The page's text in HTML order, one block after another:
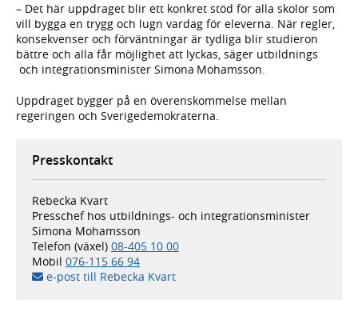
– Det här uppdraget blir ett konkret stöd för alla skolor som
vill bygga en trygg och lugn vardag för eleverna. När regler,
konsekvenser och förväntningar är tydliga blir studieron
bättre och alla får möjlighet att lyckas, säger utbildnings
och integrationsminister Simona Mohamsson.
Uppdraget bygger på en överenskommelse mellan
regeringen och Sverigedemokraterna.
Presskontakt
Rebecka Kvart
Presschef hos utbildnings- och integrationsminister
Simona Mohamsson
Telefon (växel) 08-405 10 00
Mobil 076-115 66 94
e-post till Rebecka Kvart